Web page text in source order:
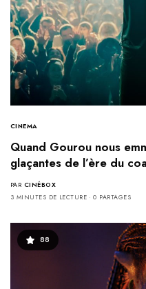
CINEMA
Quand Gourou nous
glaçantes de l’ère du
PAR CINÉBOX
3 MINUTES DE LECTURE
0 PARTAGES
88